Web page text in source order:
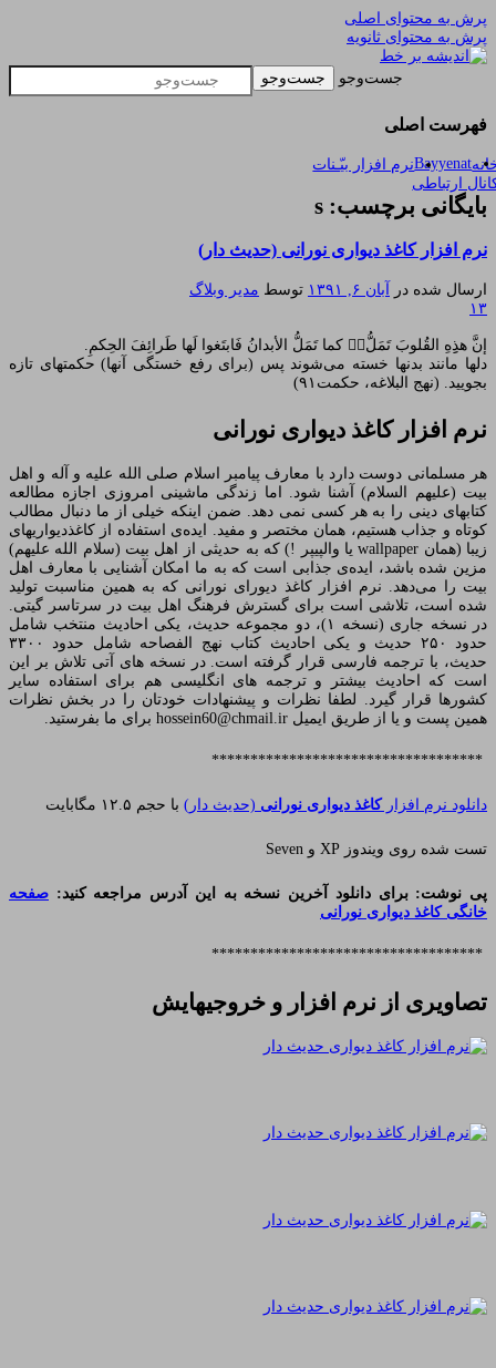
پرش به محتوای اصلی
پرش به محتوای ثانویه
اندیشه بر خط
یادداشتهای یک معلم در باب زندگی، اخلاق، اخبار،
علم و سیاست
جست‌وجو
فهرست اصلی
Bayyenatنرم افزار بیّـنات
ارتباطی
بایگانی برچسب: s
نرم افزار کاغذ دیواری نورانی (حدیث دار)
ارسال شده در آبان ۶, ۱۳۹۱ توسط مدیر وبلاگ
۱۳
إن‎‏َّ هذِِهِ القُلوبَ تَمَلُّ‏‏‎ُّ کما تَمَلُّ الأبدانُ فَابتَغوا لَها طَرائِفَ الحِکمِ.
دلها مانند بدنها خسته می‌شوند پس (برای رفع خستگی آنها) حکمتهای تازه
بجویید. (نهج البلاغه، حکمت۹۱)
نرم افزارکاغذ دیواری نورانی
هر مسلمانی دوست دارد با معارف پیامبر اسلام صلی الله علیه و آله و اهل
بیت (علیهم السلام) آشنا شود. اما زندگی ماشینی امروزی اجازه مطالعه
کتابهای دینی را به هر کسی نمی دهد. ضمن اینکه خیلی از ما دنبال مطالب
کوتاه و جذاب هستیم، همان مختصر و مفید. ایده‌ی استفاده از کاغذدیواریهای
زیبا (همان wallpaper یا والپیپر !) که به حدیثی از اهل بیت (سلام الله علیهم)
مزین شده باشد، ایده‌ی جذابی است که به ما امکان آشنایی با معارف اهل
بیت را می‌دهد. نرم افزار کاغذ دیورای نورانی که به همین مناسبت تولید
شده است، تلاشی است برای گسترش فرهنگ اهل بیت در سرتاسر گیتی.
در نسخه جاری (نسخه ۱)، دو مجموعه حدیث، یکی احادیث منتخب شامل
حدود ۲۵۰ حدیث و یکی احادیث کتاب نهج الفصاحه شامل حدود ۳۳۰۰
حدیث، با ترجمه فارسی قرار گرفته است. در نسخه های آتی تلاش بر این
است که احادیث بیشتر و ترجمه های انگلیسی هم برای استفاده سایر
کشورها قرار گیرد. لطفا نظرات و پیشنهادات خودتان را در بخش نظرات
همین پست و یا از طریق ایمیل hossein60@chmail.ir برای ما بفرستید.
***********************************
دانلود نرم افزارکاغذ دیواری نورانی (حدیث دار) با حجم ۱۲.۵ مگابایت
تست شده روی ویندوز XP و Seven
پی نوشت: برای دانلود آخرین نسخه به این آدرس مراجعه کنید: صفحه
خانگی کاغذ دیواری نورانی
***********************************
تصاویری از نرم افزار و خروجیهایش